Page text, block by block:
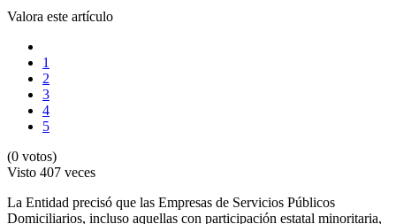
Valora este artículo
1
2
3
4
5
(0 votos)
Visto 407 veces
La Entidad precisó que las Empresas de Servicios Públicos
Domiciliarios, incluso aquellas con participación estatal minoritaria,